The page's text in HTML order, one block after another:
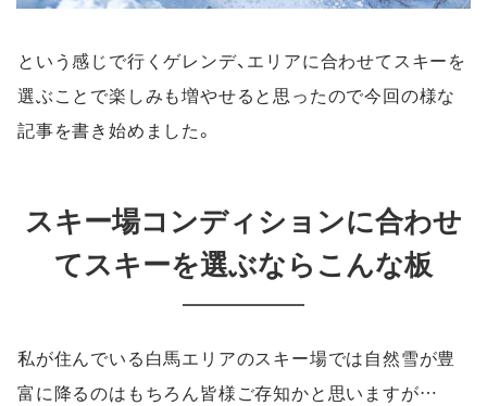
という感じで行くゲレンデ、エリアに合わせてスキーを
選ぶことで楽しみも増やせると思ったので今回の様な
記事を書き始めました。
スキー場コンディションに合わせ
てスキーを選ぶならこんな板
私が住んでいる白馬エリアのスキー場では自然雪が豊
富に降るのはもちろん皆様ご存知かと思いますが…